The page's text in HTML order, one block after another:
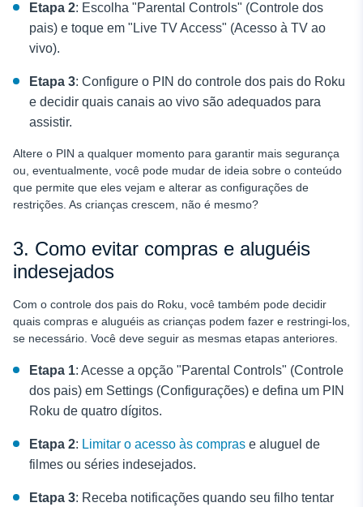
Etapa 2: Escolha "Parental Controls" (Controle dos
pais) e toque em "Live TV Access" (Acesso à TV ao
vivo).
Etapa 3: Configure o PIN do controle dos pais do Roku
e decidir quais canais ao vivo são adequados para
assistir.
Altere o PIN a qualquer momento para garantir mais segurança
ou, eventualmente, você pode mudar de ideia sobre o conteúdo
que permite que eles vejam e alterar as configurações de
restrições. As crianças crescem, não é mesmo?
3. Como evitar compras e aluguéis
indesejados
Com o controle dos pais do Roku, você também pode decidir
quais compras e aluguéis as crianças podem fazer e restringi-los,
se necessário. Você deve seguir as mesmas etapas anteriores.
Etapa 1: Acesse a opção "Parental Controls" (Controle
dos pais) em Settings (Configurações) e defina um PIN
Roku de quatro dígitos.
Etapa 2: Limitar o acesso às compras e aluguel de
filmes ou séries indesejados.
Etapa 3: Receba notificações quando seu filho tentar